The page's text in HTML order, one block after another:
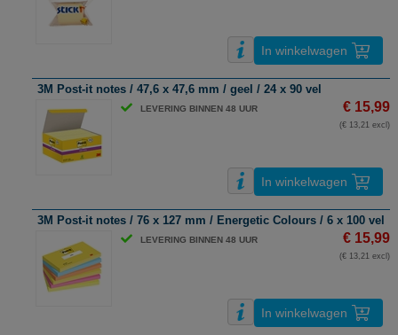
In winkelwagen
3M Post-it notes / 47,6 x 47,6 mm / geel / 24 x 90 vel
LEVERING BINNEN 48 UUR € 15,99
(€ 13,21 excl)
In winkelwagen
3M Post-it notes / 76 x 127 mm / Energetic Colours / 6 x 100 vel
LEVERING BINNEN 48 UUR € 15,99
(€ 13,21 excl)
In winkelwagen